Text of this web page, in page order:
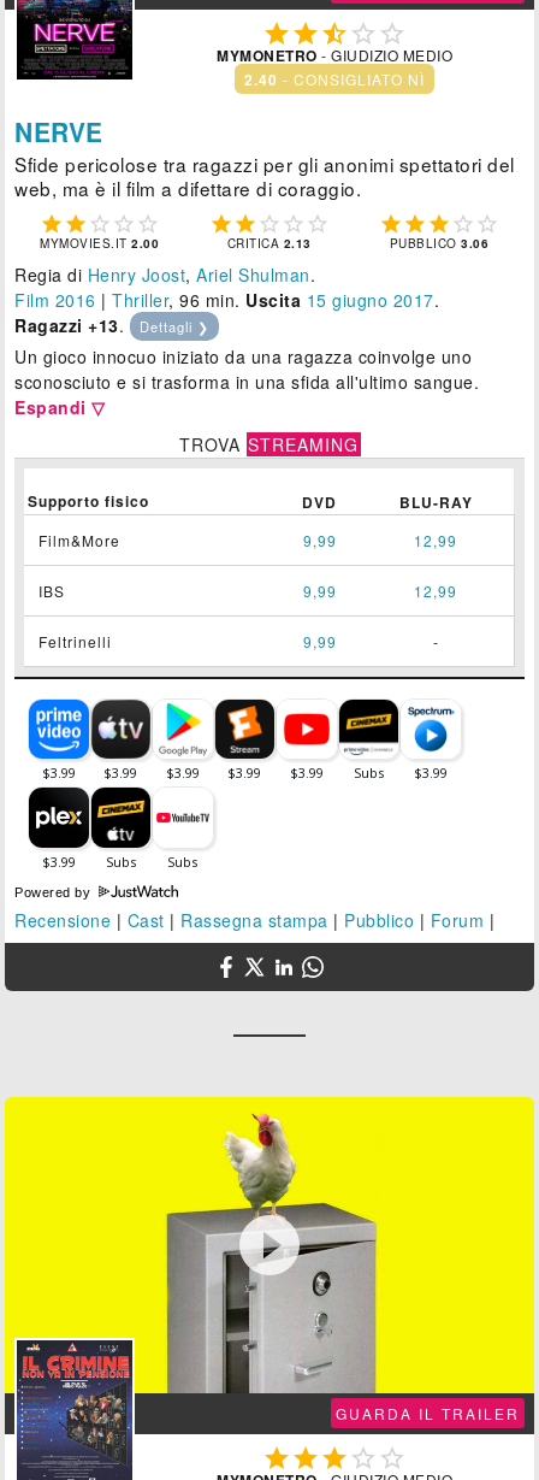
  
MYMONETRO - GIUDIZIO MEDIO
2.40 - CONSIGLIATO NÌ
NERVE
Sfide pericolose tra ragazzi per gli anonimi spettatori del
web, ma è il film a difettare di coraggio.
    
MYMOVIES.IT2.00
    
CRITICA 2.13
    
PUBBLICO3.06
Regia di Henry Joost,Ariel Shulman.
Film 2016 |Thriller, 96 min. Uscita 15 giugno 2017.
Ragazzi +13. Dettagli ❯
Un gioco innocuo iniziato da una ragazza coinvolge uno
sconosciuto e si trasforma in una sfida all'ultimo sangue.
Espandi ▽
TROVA STREAMING
Supporto fisico DVD BLU-RAY
Film&More 9,99 12,99
IBS 9,99 12,99
Feltrinelli 9,99 -
Powered by
Recensione | Cast | Rassegna stampa | Pubblico | Forum |

GUARDA IL TRAILER
  